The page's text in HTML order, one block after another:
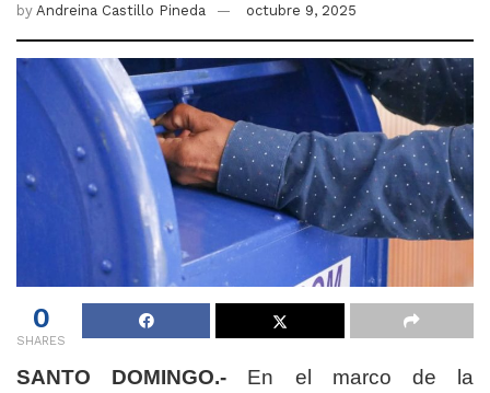
by Andreina Castillo Pineda octubre 9, 2025
0
SHARES
SANTO DOMINGO.- En el marco de la